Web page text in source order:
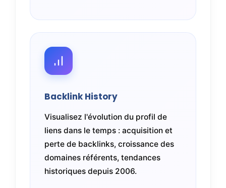
Backlink History
Visualisez l'évolution du profil de
liens dans le temps : acquisition et
perte de backlinks, croissance des
domaines référents, tendances
historiques depuis 2006.